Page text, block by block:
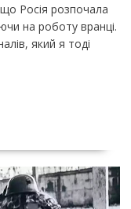
Росія розпочала
на роботу вранці.
який я тоді